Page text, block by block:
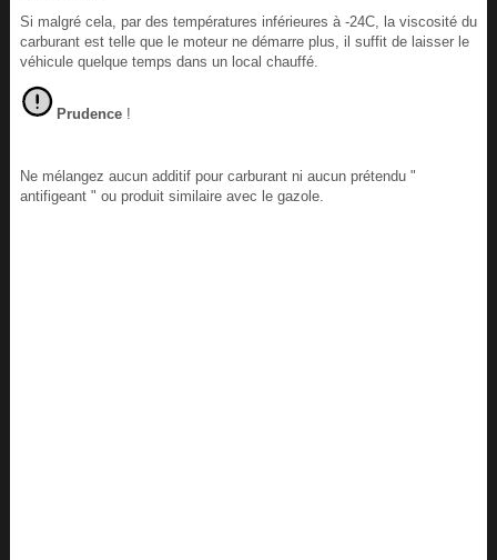
Si malgré cela, par des températures inférieures à -24C, la viscosité du
carburant est telle que le moteur ne démarre plus, il suffit de laisser le
véhicule quelque temps dans un local chauffé.
Prudence!
Ne mélangez aucun additif pour carburant ni aucun prétendu "
antifigeant " ou produit similaire avec le gazole.